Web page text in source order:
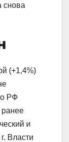
снова
(+1,4%)
РФ
и
Власти